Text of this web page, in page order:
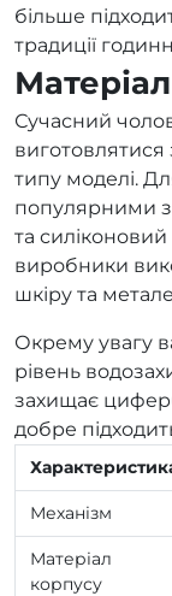
більше
традиції
Сучасний
виготовлятися
типу моделі.
популярними
та
виробники
шкіру та
Окрему увагу
рівень
захищає
добре
Механізм
Матеріал
корпусу